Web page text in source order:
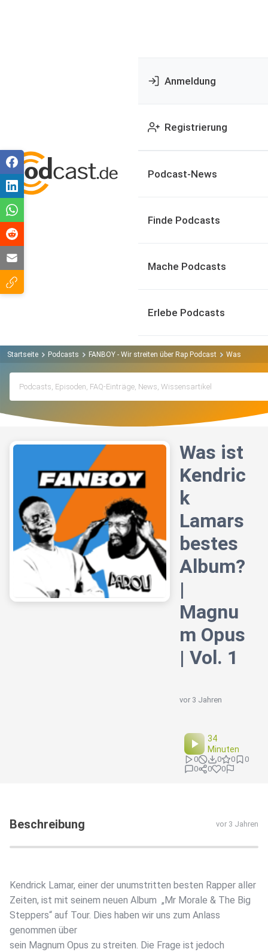
Anmeldung
Registrierung
Podcast-News
Finde Podcasts
Mache Podcasts
Erlebe Podcasts
Startseite Podcasts FANBOY - Wir streiten über Rap Podcast Was ist
Was ist
Kendric
k
Lamars
bestes
Album?
|
Magnu
m Opus
| Vol. 1
vor 3 Jahren
34
Minuten
0 0 0
0
0
0 0
Beschreibung vor 3 Jahren
Kendrick Lamar, einer der unumstritten besten Rapper aller
Zeiten, ist mit seinem neuen Album „Mr Morale & The Big
Steppers“ auf Tour. Dies haben wir uns zum Anlass
genommen über
sein Magnum Opus zu streiten. Die Frage ist jedoch